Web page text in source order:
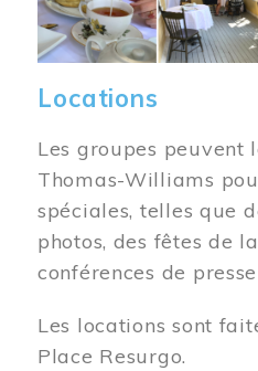
Locations
Les groupes peuvent
Thomas-Williams
spéciales, telles que
photos, des fêtes de
conférences de
Les locations sont
Place Resurgo.